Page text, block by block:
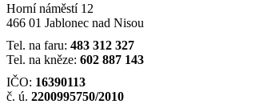
Horní náměstí 12
466 01 Jablonec nad Nisou
Tel. na faru: 483 312 327
Tel. na kněze: 602 887 143
IČO: 16390113
č. ú. 2200995750/2010